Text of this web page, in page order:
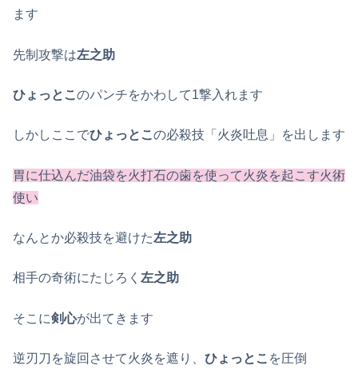
ます
先制攻撃は左之助
ひょっとこ のパンチをかわして1撃入れます
しかしここでひょっとこ の必殺技「火炎吐息」を出します
胃に仕込んだ油袋を火打石の歯を使って火炎を起こす火術
使い
なんとか必殺技を避けた左之助
相手の奇術にたじろく 左之助
そこに剣心が出てきます
逆刃刀を旋回させて火炎を遮り、 ひょっとこ を圧倒